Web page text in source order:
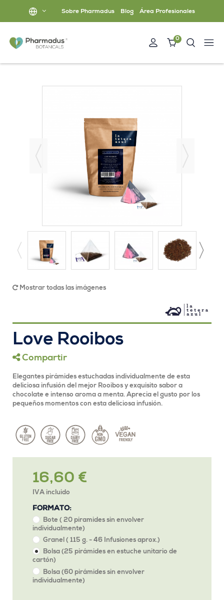
Sobre Pharmadus Blog Área Profesionales
0
Mostrar todas las imágenes
Love Rooibos
Compartir
Elegantes pirámides estuchadas individualmente de esta
deliciosa infusión del mejor Rooibos y exquisito sabor a
chocolate e intenso aroma a menta. Aprecia el gusto por los
pequeños momentos con esta deliciosa infusión.
16,60 €
IVA incluido
FORMATO:
Bote ( 20 piramides sin envolver
individualmente)
Granel ( 115 g. - 46 Infusiones aprox.)
Bolsa (25 pirámides en estuche unitario de
cartón)
Bolsa (60 pirámides sin envolver
individualmente)